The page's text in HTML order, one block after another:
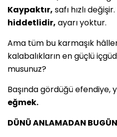
Kaypaktır, safı hızlı değişir.
hiddetlidir, ayarı yoktur.
Ama tüm bu karmaşık
kalabalıkların en güçlü
musunuz?
Başında gördüğü efendiye,
eğmek.
DÜNÜ ANLAMADAN